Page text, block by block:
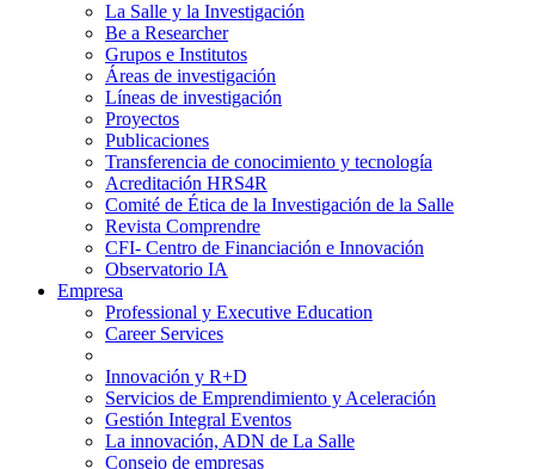
La Salle y la Investigación
Be a Researcher
Grupos e Institutos
Áreas de investigación
Líneas de investigación
Proyectos
Publicaciones
Transferencia de conocimiento y tecnología
Acreditación HRS4R
Comité de Ética de la Investigación de la Salle
Revista Comprendre
CFI- Centro de Financiación e Innovación
Observatorio IA
Empresa
Professional y Executive Education
Career Services
Innovación y R+D
Servicios de Emprendimiento y Aceleración
Gestión Integral Eventos
La innovación, ADN de La Salle
Consejo de empresas